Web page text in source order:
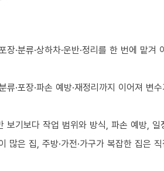
·분류·상하차·운반·정리를 한 번에 맡겨
·포장·파손 예방·재정리까지 이어져 변
보기보다 작업 범위와 방식, 파손 예방,
많은 집, 주방·가전·가구가 복잡한 집은